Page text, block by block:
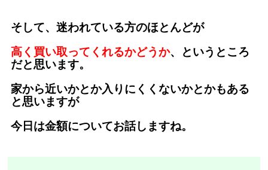
そして、迷われている方のほとんどが
高く買い取ってくれるかどうか、というところ
だと思います。
家から近いかとか入りにくくないかとかもある
と思いますが
今日は金額についてお話しますね。